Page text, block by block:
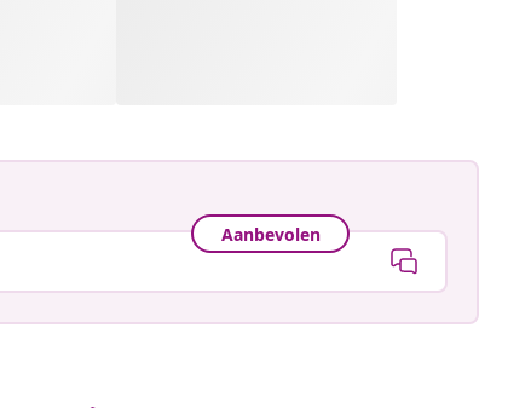
Aanbevolen